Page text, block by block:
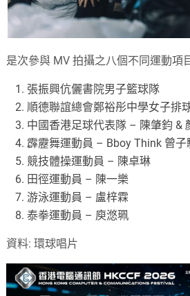
是次參與 MV 拍攝之八個不同運動項
張振興伉儷書院男子籃球隊
順德聯誼總會鄭裕彤中學女子排
中國香港足球代表隊 – 陳肇鈞 &
霹靂舞運動員 – Bboy Think 曾子
競技體操運動員 – 陳卓琳
田徑運動員 – 陳一樂
游泳運動員 – 盧梓霖
泰拳運動員 – 庾滺珮
資料: 環球唱片